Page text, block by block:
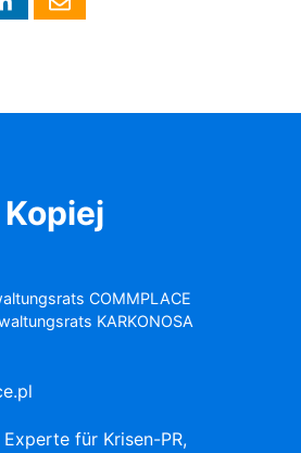
COMMPLACE
KARKONOSA
für Krisen-PR,